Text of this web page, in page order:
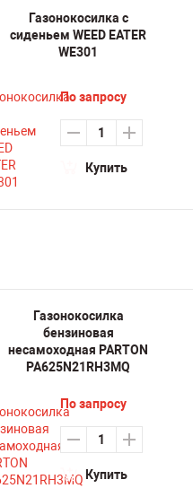
Газонокосилка с
сиденьем WEED EATER
WE301
По запросу
Купить
Газонокосилка
бензиновая
несамоходная PARTON
PA625N21RH3MQ
По запросу
Купить